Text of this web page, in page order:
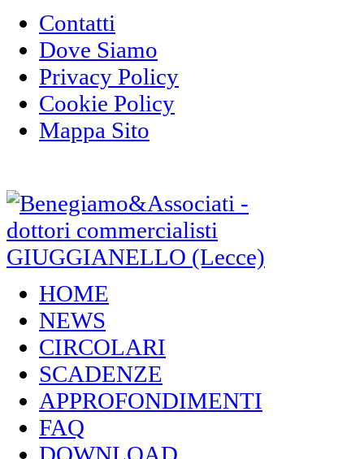
Contatti
Dove Siamo
Privacy Policy
Cookie Policy
Mappa Sito
HOME
NEWS
CIRCOLARI
SCADENZE
APPROFONDIMENTI
FAQ